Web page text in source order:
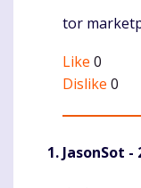
Komentaras
tor
Like 0
Dislike 0
JasonSot -